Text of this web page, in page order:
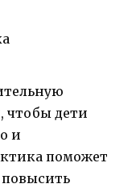
чтобы дети
и
поможет